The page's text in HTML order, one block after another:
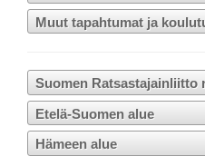
Muut tapahtumat ja
Suomen Ratsastajainliitto
Etelä-Suomen alue
Hämeen alue